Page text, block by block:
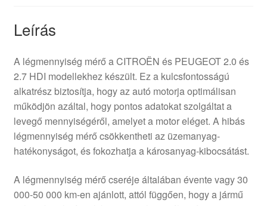
Leírás
A légmennyiség mérő a CITROËN és PEUGEOT 2.0 és
2.7 HDI modellekhez készült. Ez a kulcsfontosságú
alkatrész biztosítja, hogy az autó motorja optimálisan
működjön azáltal, hogy pontos adatokat szolgáltat a
levegő mennyiségéről, amelyet a motor eléget. A hibás
légmennyiség mérő csökkentheti az üzemanyag-
hatékonyságot, és fokozhatja a károsanyag-kibocsátást.
A légmennyiség mérő cseréje általában évente vagy 30
000-50 000 km-en ajánlott, attól függően, hogy a jármű